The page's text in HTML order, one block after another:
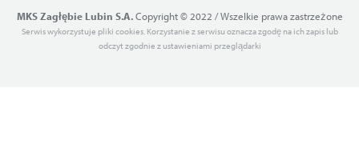
MKS Zagłębie Lubin S.A.Copyright © 2022 / Wszelkie prawa zastrzeżone
Serwis wykorzystuje pliki cookies. Korzystanie z serwisu oznacza zgodę na ich zapis lub
odczyt zgodnie z ustawieniami przeglądarki